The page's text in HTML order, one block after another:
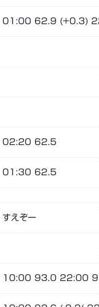
01:00 62.9 (+0.3)
02:20 62.5
01:30 62.5
すえぞー
10:00 93.0 22:00